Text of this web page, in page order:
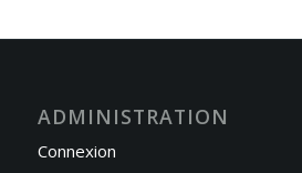
ADMINISTRATION
Connexion